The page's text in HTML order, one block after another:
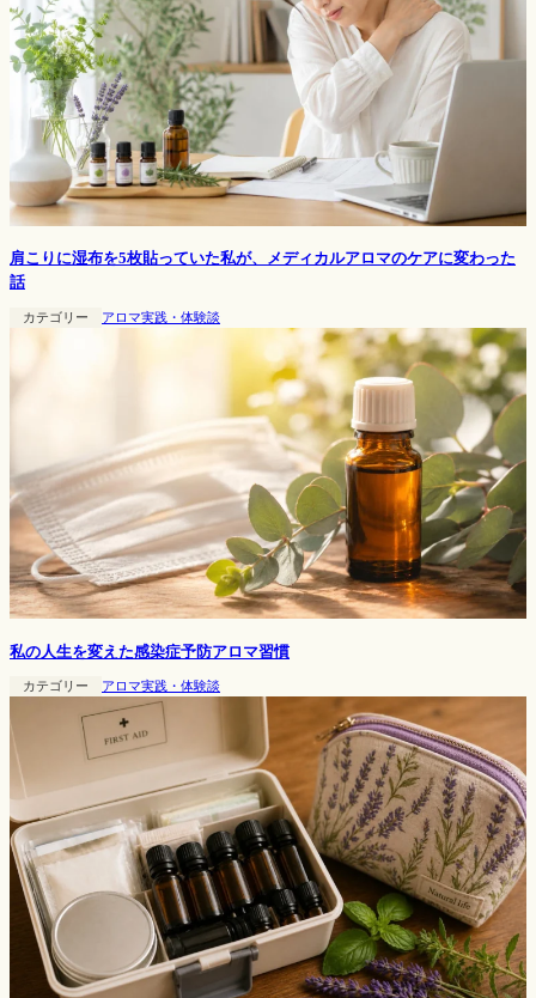
肩こりに湿布を5枚貼っていた私が、メディカルアロマのケアに変わった
話
カテゴリー アロマ実践・体験談
私の人生を変えた感染症予防アロマ習慣
カテゴリー アロマ実践・体験談